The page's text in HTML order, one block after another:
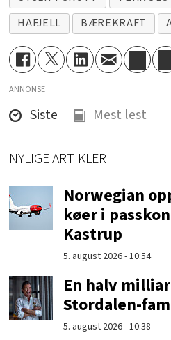
HAFJELL
BÆREKRAFT
ANNONSE
Siste Mest lest
NYLIGE ARTIKLER
Norwegian
køer i
Kastrup
5. august 2026 - 10:54
En halv
Stordalen-
5. august 2026 - 10:38